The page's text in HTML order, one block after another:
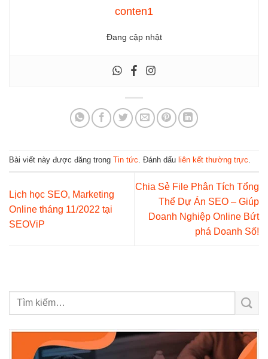
conten1
Đang cập nhật
Bài viết này được đăng trong Tin tức. Đánh dấu liên kết thường trực.
Lịch học SEO, Marketing
Online tháng 11/2022 tại
SEOViP
Chia Sẻ File Phân Tích Tổng
Thể Dự Án SEO – Giúp
Doanh Nghiệp Online Bứt
phá Doanh Số!